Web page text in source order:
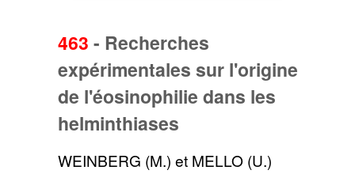
463 - Recherches
expérimentales sur l'origine
de l'éosinophilie dans les
helminthiases
WEINBERG (M.) et MELLO (U.)